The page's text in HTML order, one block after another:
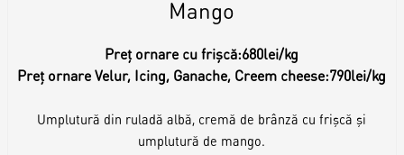
Mango
Preț ornare cu frișcă:680lei/kg
Preț ornare Velur, Icing, Ganache, Creem cheese:790lei/kg
Umplutură din ruladă albă, cremă de brânză cu frişcă şi
umplutură de mango.